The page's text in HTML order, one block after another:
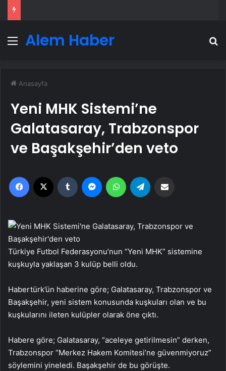
MenüAlem Haber
Anasayfa
Yeni MHK Sistemi’ne
Galatasaray, Trabzonspor
ve Başakşehir’den veto
Facebook Tumblr MessengerWhatsApp
Türkiye Futbol Federasyonu’nun “Yeni MHK” sistemine
kuşkuyla yaklaşan 3 kulüp belli oldu.
Habertürk’ün haberine göre; Galatasaray, Trabzonspor ve
Başakşehir, yeni sistem konusunda kuşkuları olan ve bu
kuşkularını ileten kulüpler olarak öne çıktı.
Habere göre; Galatasaray, “aceleye getirilmesin” derken,
Trabzonspor “Merkez Hakem Komitesi’ne güvenmiyoruz”
söylemini yineledi. Başakşehir de bu görüşte.